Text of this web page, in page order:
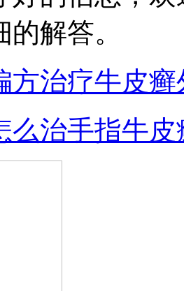
解答。
方治疗牛皮癣
么治手指牛皮